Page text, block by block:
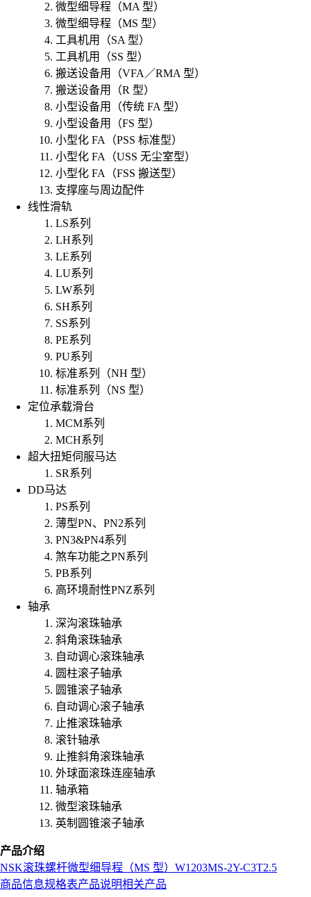
微型细导程（MA 型）
微型细导程（MS 型）
工具机用（SA 型）
工具机用（SS 型）
搬送设备用（VFA／RMA 型）
搬送设备用（R 型）
小型设备用（传统 FA 型）
小型设备用（FS 型）
小型化 FA（PSS 标准型）
小型化 FA（USS 无尘室型）
小型化 FA（FSS 搬送型）
支撑座与周边配件
线性滑轨
LS系列
LH系列
LE系列
LU系列
LW系列
SH系列
SS系列
PE系列
PU系列
标准系列（NH 型）
标准系列（NS 型）
定位承载滑台
MCM系列
MCH系列
超大扭矩伺服马达
SR系列
DD马达
PS系列
薄型PN、PN2系列
PN3&PN4系列
煞车功能之PN系列
PB系列
高环境耐性PNZ系列
轴承
深沟滚珠轴承
斜角滚珠轴承
自动调心滚珠轴承
圆柱滚子轴承
圆锥滚子轴承
自动调心滚子轴承
止推滚珠轴承
滚针轴承
止推斜角滚珠轴承
外球面滚珠连座轴承
轴承箱
微型滚珠轴承
英制圆锥滚子轴承
产品介绍
NSK滚珠螺杆微型细导程（MS 型） W1203MS-2Y-C3T2.5
商品信息规格表产品说明相关产品